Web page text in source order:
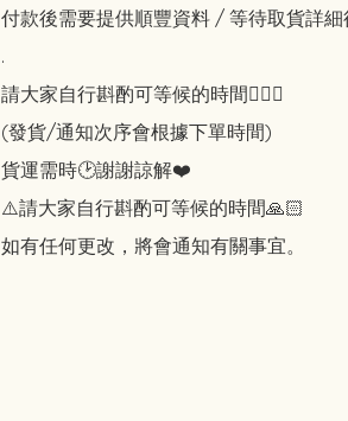
付款後需要提供順豐資料 / 等待取貨詳細
.
請大家自行斟酌可等候的時間🙇🏻‍♀️
(發貨/通知次序會根據下單時間)
貨運需時🕑謝謝諒解❤️
⚠️請大家自行斟酌可等候的時間🙏🏻
如有任何更改，將會通知有關事宜。